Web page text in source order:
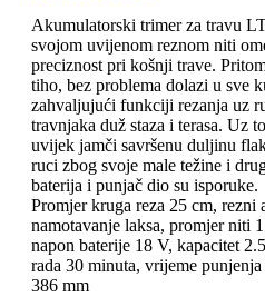
Akumulatorski trimer za travu
svojom uvijenom reznom niti
preciznost pri košnji trave.
tiho, bez problema dolazi u sve
zahvaljujući funkciji rezanja uz
travnjaka duž staza i terasa. Uz
uvijek jamči savršenu duljinu
ruci zbog svoje male težine i
baterija i punjač dio su isporuke.
Promjer kruga reza 25 cm, rezni
namotavanje laksa, promjer niti
napon baterije 18 V, kapacitet
rada 30 minuta, vrijeme
386 mm